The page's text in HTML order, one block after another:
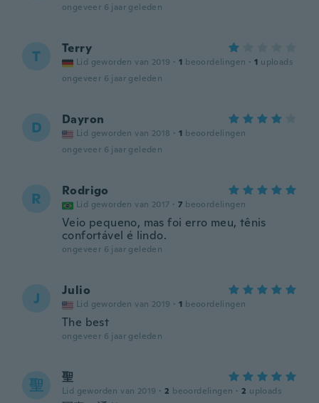
ongeveer 6 jaar geleden
T Terry
Lid geworden van 2019 · 1 beoordelingen · 1 uploads
ongeveer 6 jaar geleden
D Dayron
Lid geworden van 2018 · 1 beoordelingen
ongeveer 6 jaar geleden
R Rodrigo
Lid geworden van 2017 · 7 beoordelingen
Veio pequeno, mas foi erro meu, tênis
confortável é lindo.
ongeveer 6 jaar geleden
J Julio
Lid geworden van 2019 · 1 beoordelingen
The best
ongeveer 6 jaar geleden
聖 聖
Lid geworden van 2019 · 2 beoordelingen · 2 uploads